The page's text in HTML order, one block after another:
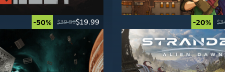
-50% $39.99$19.99 -20%